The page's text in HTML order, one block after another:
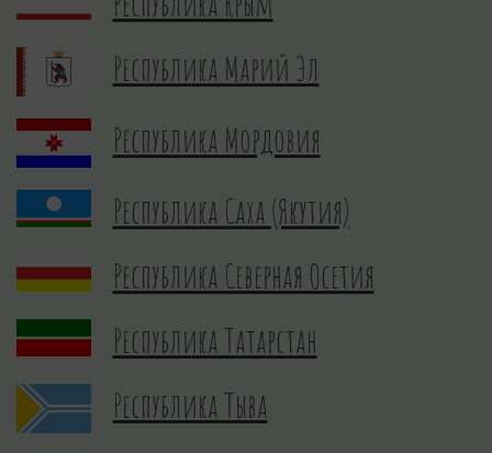
Республика Марий Эл
Республика Мордовия
Республика Саха (Якутия)
Республика Северная Осетия
Республика Татарстан
Республика Тыва